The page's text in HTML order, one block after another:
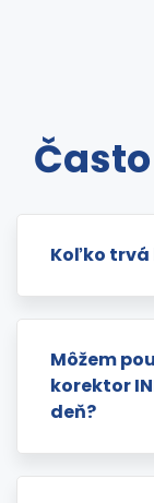
Koľko trvá
Môžem
korektor
deň?